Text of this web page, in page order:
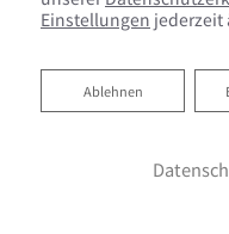
Nachname
Einstellungen jederzeit
Ablehnen
Ablehnen